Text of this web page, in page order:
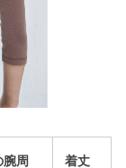
腕周
着丈